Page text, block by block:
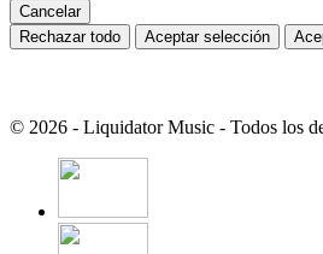
Cancelar
Rechazar todo
Aceptar selección
© 2026 - Liquidator Music - Todos los